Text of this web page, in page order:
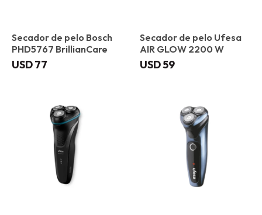
Secador de pelo Bosch
PHD5767 BrillianCare
USD77
Secador de pelo Ufesa
AIR GLOW 2200 W
USD59